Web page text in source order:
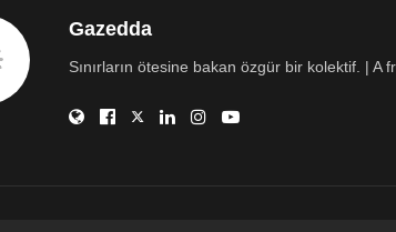
Gazedda
Sınırların ötesine bakan özgür bir kolektif. | A